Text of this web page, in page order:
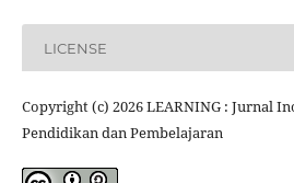
LICENSE
Copyright (c) 2026 LEARNING : Jurnal
Pendidikan dan Pembelajaran